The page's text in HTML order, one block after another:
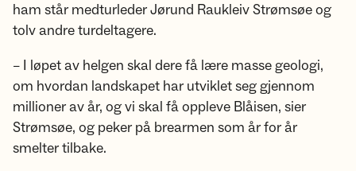
ham står medturleder Jørund Raukleiv Strømsøe og
tolv andre turdeltagere.
– I løpet av helgen skal dere få lære masse geologi,
om hvordan landskapet har utviklet seg gjennom
millioner av år, og vi skal få oppleve Blåisen, sier
Strømsøe, og peker på brearmen som år for år
smelter tilbake.